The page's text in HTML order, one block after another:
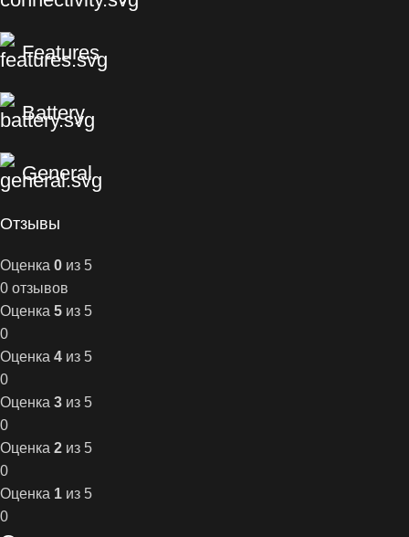
Features
Battery
General
Отзывы
Оценка 0 из 5
0 отзывов
Оценка 5 из 5
0
Оценка 4 из 5
0
Оценка 3 из 5
0
Оценка 2 из 5
0
Оценка 1 из 5
0